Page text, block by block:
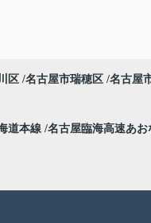
区 名古屋市瑞穂区 名古屋
道本線 名古屋臨海高速あお